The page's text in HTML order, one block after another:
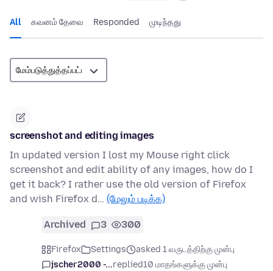
All கவனம் தேவை Responded முடிந்தது
screenshot and editing images
In updated version I lost my Mouse right click
screenshot and edit ability of any images, how do I
get it back? I rather use the old version of Firefox
and wish Firefox d… (மேலும் படிக்க)
Archived 3 300
Firefox Settings
asked 1 வருடத்திற்கு முன்பு
jscher2000 -...replied10 மாதங்களுக்கு முன்பு